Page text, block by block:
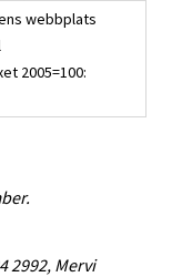
webbplats
2005=100:
2992, Mervi